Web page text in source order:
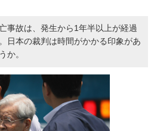
事故は、発生から1年半以上が経過
日本の裁判は時間がかかる印象があ
か。